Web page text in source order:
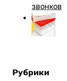
звонков
Рубрики